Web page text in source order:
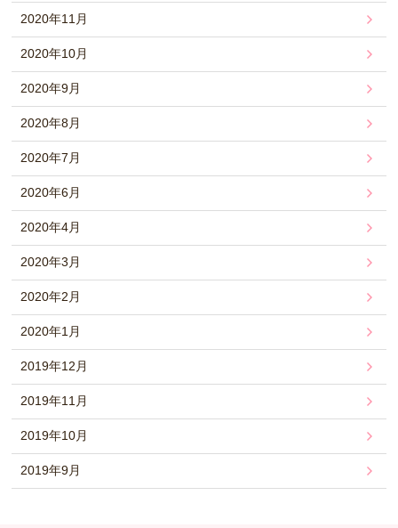
2020年11月
2020年10月
2020年9月
2020年8月
2020年7月
2020年6月
2020年4月
2020年3月
2020年2月
2020年1月
2019年12月
2019年11月
2019年10月
2019年9月